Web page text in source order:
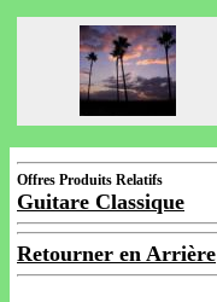
Offres Produits Relatifs
Guitare Classique
Retourner en Arrière